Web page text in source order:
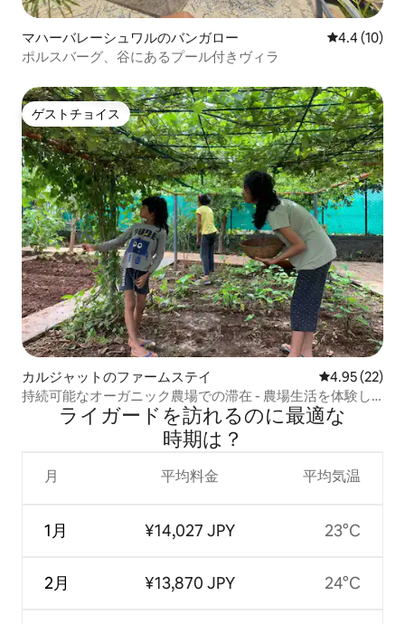
マハーバレーシュワルのバンガロー レビュー10
4.4 (10)
ポルスバーグ、谷にあるプール付きヴィラ
ゲストチョイス
ゲストチョイス
カルジャットのファームステイ レビュー22
4.95 (22)
持続可能なオーガニック農場での滞在 - 農場生活を体験し
ライガードを訪⁠れ⁠るの⁠に最⁠適⁠な
時⁠期⁠は⁠？
月
1月
2月
平均料金
¥14,027 JPY
¥13,870 JPY
平均気温
23°C
24°C